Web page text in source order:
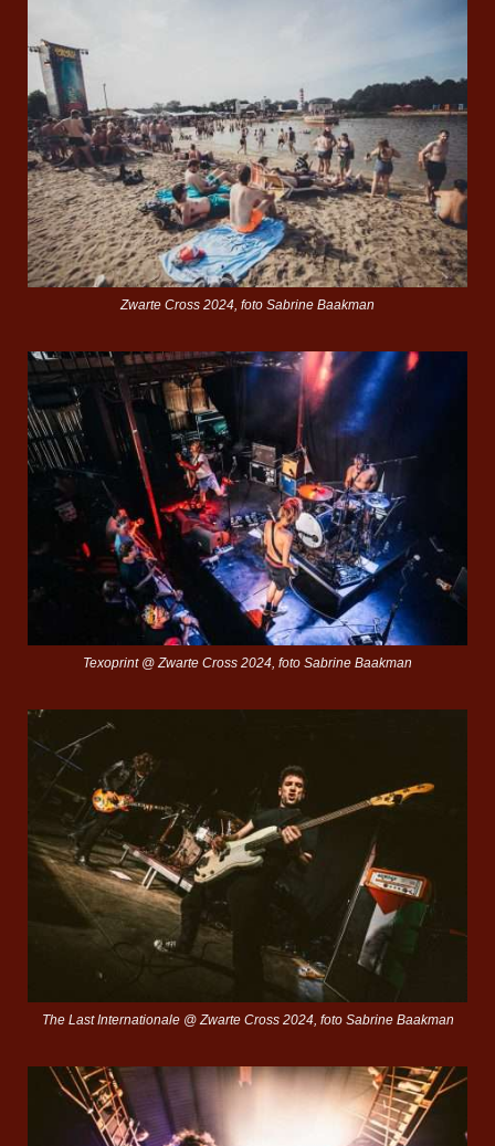
Zwarte Cross 2024, foto Sabrine Baakman
Texoprint @ Zwarte Cross 2024, foto Sabrine Baakman
The Last Internationale @ Zwarte Cross 2024, foto Sabrine Baakman